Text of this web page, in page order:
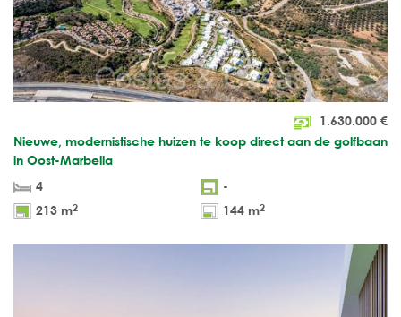
1.630.000 €
Nieuwe, modernistische huizen te koop direct aan de golfbaan
in Oost-Marbella
4
-
213 m2 144 m2